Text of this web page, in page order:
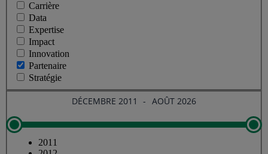
Carrière
Data
Expertise
Impact
Innovation
Partenaire
Stratégie
2011